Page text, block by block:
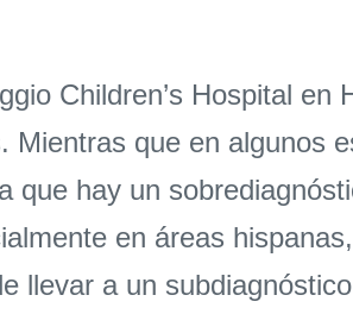
Children’s Hospital
que en algunos
hay un
en áreas
llevar a un